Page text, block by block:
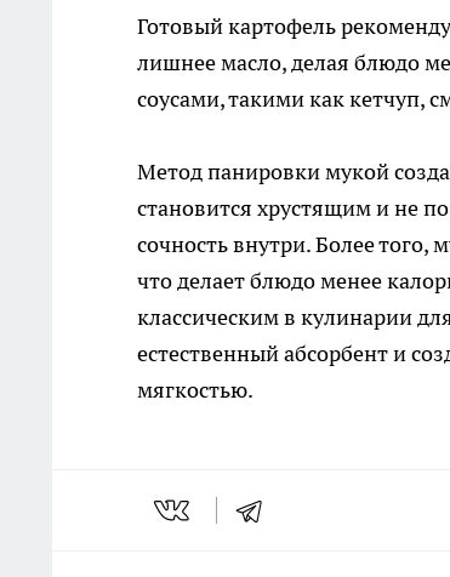
Готовый картофель
лишнее масло, делая блюдо
соусами, такими как кетчуп,
Метод панировки мукой
становится хрустящим и не
сочность внутри. Более
что делает блюдо менее
классическим в кулинарии
естественный абсорбент и
мягкостью.